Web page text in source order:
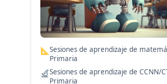
Sesiones de aprendizaje de
Primaria
Sesiones de aprendizaje de CCNN/
Primaria